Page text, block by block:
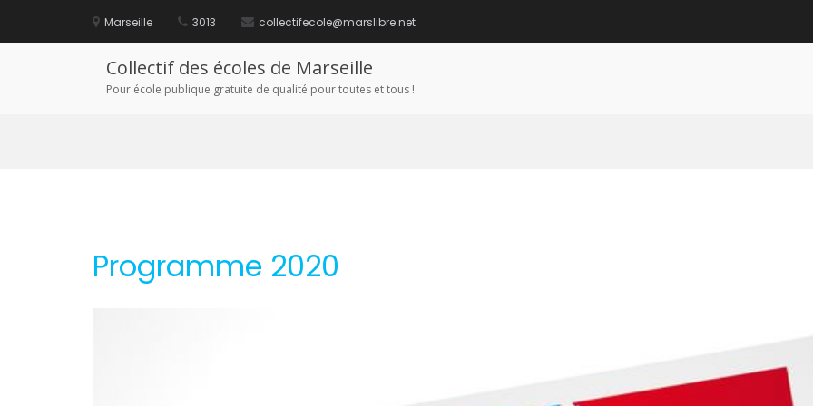
contenu
Marseille 3013 collectifecole@marslibre.net
Collectif des écoles de Marseille
Pour école publique gratuite de qualité pour toutes et tous !
Programme 2020